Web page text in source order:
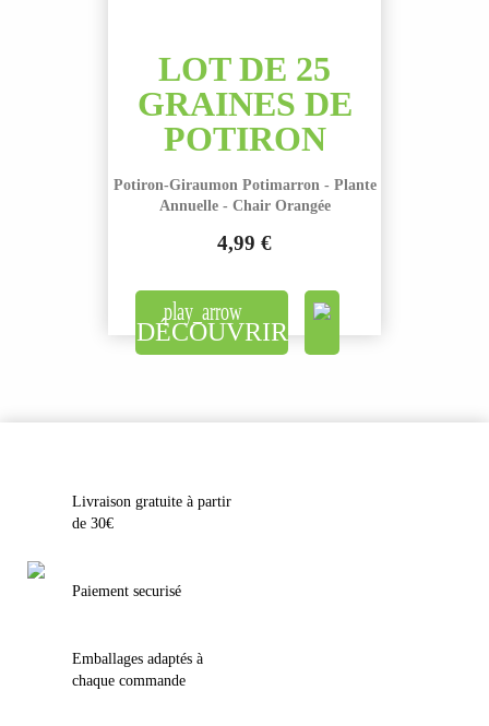
LOT DE 25
GRAINES DE
POTIRON
Potiron-Giraumon Potimarron - Plante
Annuelle - Chair Orangée
Prix
4,99 €
DÉCOUVRIR
Livraison gratuite à partir
de 30€
Paiement securisé
Emballages adaptés à
chaque commande